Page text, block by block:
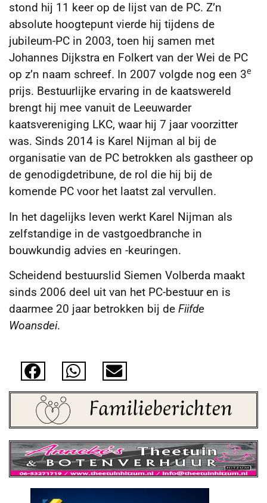
stond hij 11 keer op de lijst van de PC. Z’n
absolute hoogtepunt vierde hij tijdens de
jubileum-PC in 2003, toen hij samen met
Johannes Dijkstra en Folkert van der Wei de PC
op z’n naam schreef. In 2007 volgde nog een 3e
prijs. Bestuurlijke ervaring in de kaatswereld
brengt hij mee vanuit de Leeuwarder
kaatsvereniging LKC, waar hij 7 jaar voorzitter
was. Sinds 2014 is Karel Nijman al bij de
organisatie van de PC betrokken als gastheer op
de genodigdetribune, de rol die hij bij de
komende PC voor het laatst zal vervullen.
In het dagelijks leven werkt Karel Nijman als
zelfstandige in de vastgoedbranche in
bouwkundig advies en -keuringen.
Scheidend bestuurslid Siemen Volberda maakt
sinds 2006 deel uit van het PC-bestuur en is
daarmee 20 jaar betrokken bij de Fiifde
Woansdei.